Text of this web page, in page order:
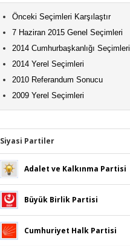
Önceki Seçimleri Karşılaştır
7 Haziran 2015 Genel Seçimleri
2014 Cumhurbaşkanlığı Seçimleri
2014 Yerel Seçimleri
2010 Referandum Sonucu
2009 Yerel Seçimleri
Siyasi Partiler
Adalet ve Kalkınma Partisi
Büyük Birlik Partisi
Cumhuriyet Halk Partisi